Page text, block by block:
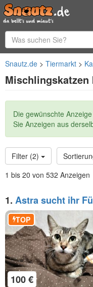
Snautz.de Tiermarkt
Mischlingskatzen
Statusmeldung
Die gewünschte
Sie Anzeigen aus
Filter (2)
1 bis 20 von 532 Anzeigen
1. Astra sucht ihr
Wohnungskatze)
100 €
TOP